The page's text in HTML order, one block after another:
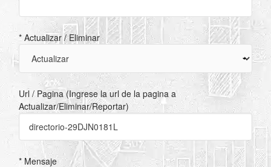
* Actualizar / Eliminar
Url / Pagina (Ingrese la url de la pagina a
Actualizar/Eliminar/Reportar)
* Mensaje